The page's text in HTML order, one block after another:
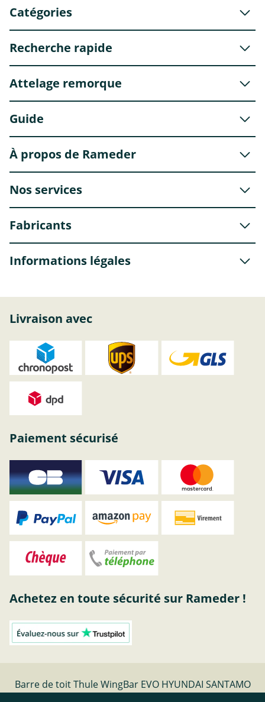
Catégories
Recherche rapide
Attelage remorque
Guide
À propos de Rameder
Nos services
Fabricants
Informations légales
Livraison avec
Paiement sécurisé
Achetez en toute sécurité sur Rameder !
Barre de toit Thule WingBar EVO HYUNDAI SANTAMO